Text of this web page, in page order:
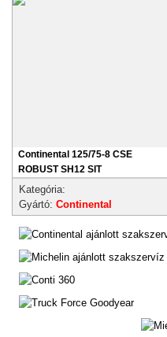
Continental 125/75-8 CSE
ROBUST SH12 SIT
Kategória:
Gyártó: Continental